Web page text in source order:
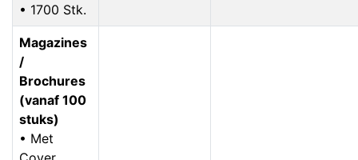
• 1700 Stk.
Magazines
/
Brochures
(vanaf 100
stuks)
• Met